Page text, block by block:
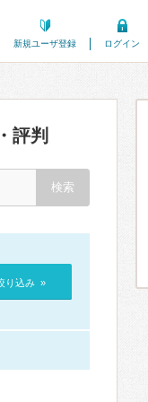
新規ユーザ登録 ログイン
評判
り込み »